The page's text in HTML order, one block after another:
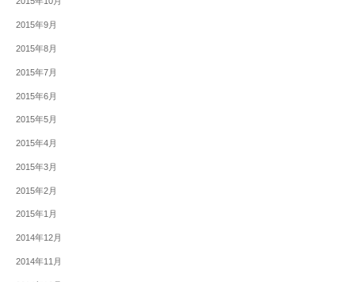
2015年9月
2015年8月
2015年7月
2015年6月
2015年5月
2015年4月
2015年3月
2015年2月
2015年1月
2014年12月
2014年11月